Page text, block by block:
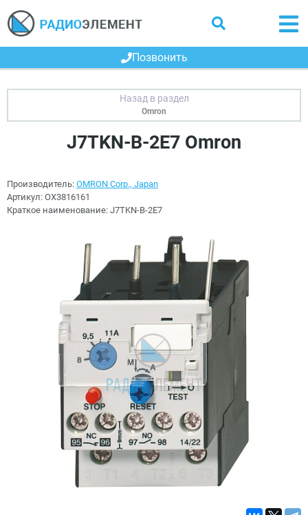
Позвонить
Omron
J7TKN-B-2E7 Omron
Производитель: OMRON Corp., Japan
Артикул: OX3816161
Краткое наименование: J7TKN-B-2E7